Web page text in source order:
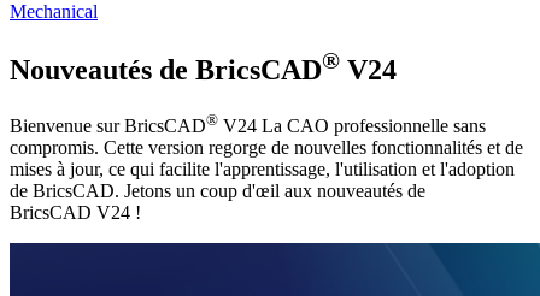
Mechanical
Nouveautés de BricsCAD® V24
Bienvenue sur BricsCAD® V24 La CAO professionnelle sans
compromis. Cette version regorge de nouvelles fonctionnalités et de
mises à jour, ce qui facilite l'apprentissage, l'utilisation et l'adoption
de BricsCAD. Jetons un coup d'œil aux nouveautés de
BricsCAD V24 !